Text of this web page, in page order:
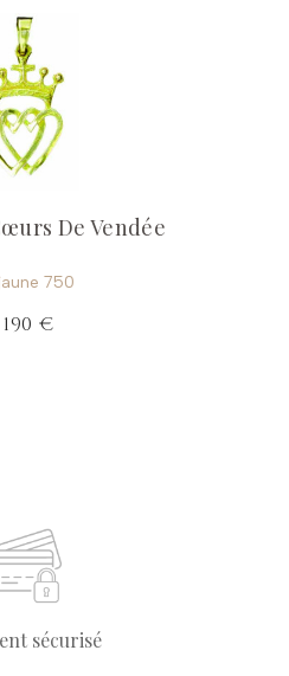
De Vendée
750
190 €
sécurisé